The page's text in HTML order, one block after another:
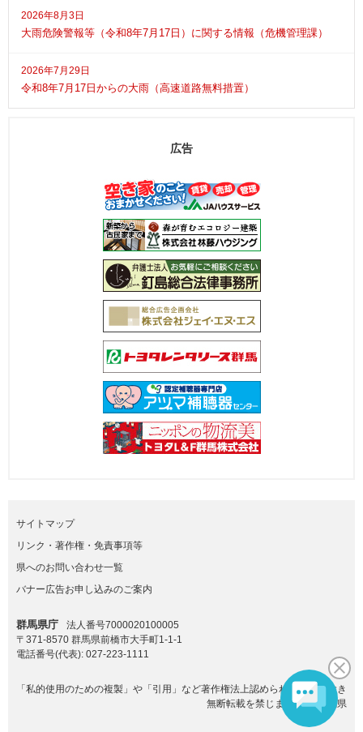
2026年8月3日
大雨危険警報等（令和8年7月17日）に関する情報（危機管理課）
2026年7月29日
令和8年7月17日からの大雨（高速道路無料措置）
広告
サイトマップ
リンク・著作権・免責事項等
県へのお問い合わせ一覧
バナー広告お申し込みのご案内
群馬県庁
法人番号7000020100005
〒371-8570 群馬県前橋市大手町1-1-1
電話番号(代表): 027-223-1111
「私的使用のための複製」や「引用」など著作権法上認められた場合を除き
無断転載を禁じます。(C)群馬県